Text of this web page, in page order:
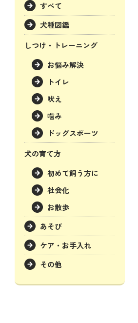
すべて
犬種図鑑
しつけ・トレーニング
お悩み解決
トイレ
吠え
噛み
ドッグスポーツ
犬の育て方
初めて飼う方に
社会化
お散歩
あそび
ケア・お手入れ
その他